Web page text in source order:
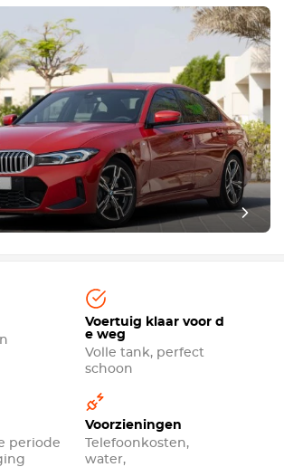
Voertuig klaar voor d
e weg
Volle tank, perfect
schoon
periode
Voorzieningen
Telefoonkosten,
water,